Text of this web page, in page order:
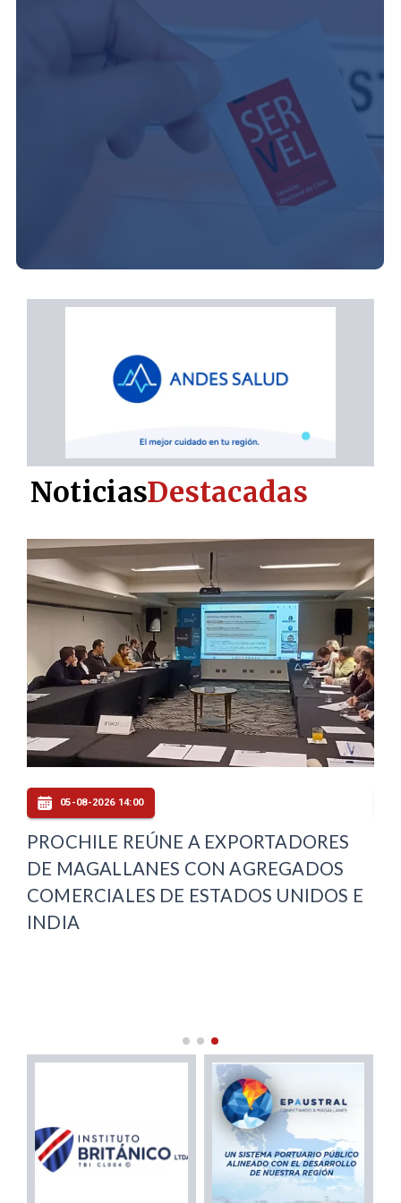
05-08-2026 14:00
PROCHILE REÚNE A EXPORTADORES
DE MAGALLANES CON AGREGADOS
COMERCIALES DE ESTADOS UNIDOS E
INDIA
NoticiasDestacadas